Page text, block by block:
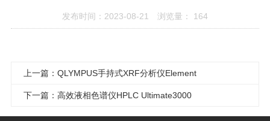
发布时间：2023-08-21 浏览量： 164
上一篇：QLYMPUS手持式XRF分析仪Element
下一篇：高效液相色谱仪HPLC Ultimate3000